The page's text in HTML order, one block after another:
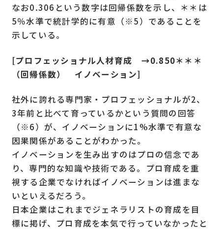
なお0.306という数字は回帰係数を示し、＊＊は
5％水準で統計学的に有意（※5）であることを
示している。
[プロフェッショナル人材育成 →0.850＊＊＊
（回帰係数） イノベーション]
社外に誇れる専門家・プロフェッショナルが2、
3年前と比べて育っているかという質問の回答
（※6）が、イノベーションに1%水準で有意な
因果関係があることがわかった。
イノベーションを生み出すのはプロの信念であ
り、専門的な知識や技術である。プロ育成を重
視する企業でなければイノベーションは進まな
いといえるだろう。
日本企業はこれまでジェネラリストの育成を目
標に掲げ、プロ育成を本気で行っていなかったと